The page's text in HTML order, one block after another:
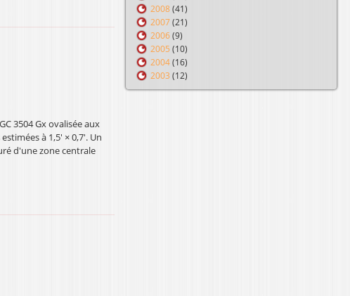
3504 Gx ovalisée aux
à 1,5' × 0,7'. Un
d'une zone centrale
2008 (41)
2007 (21)
2006 (9)
2005 (10)
2004 (16)
2003 (12)